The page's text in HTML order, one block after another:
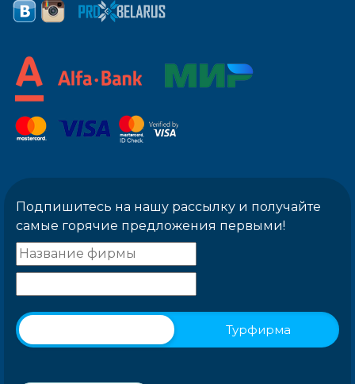
Подпишитесь на нашу рассылку и получайте
самые горячие предложения первыми!
Турфирма